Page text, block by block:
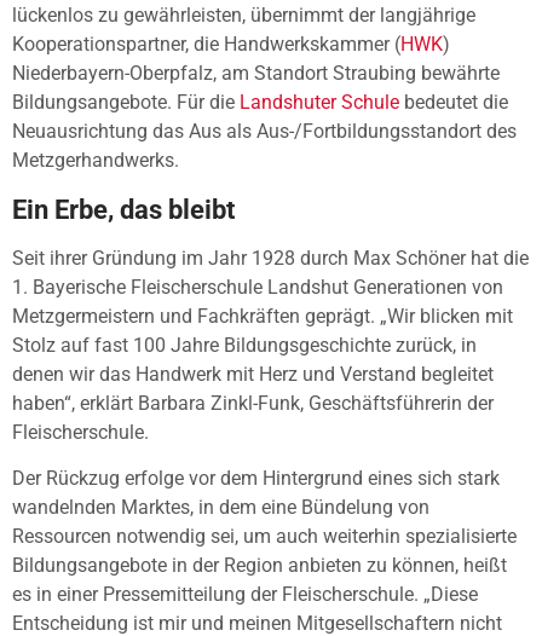
lückenlos zu gewährleisten, übernimmt der langjährige
Kooperationspartner, die Handwerkskammer (HWK)
Niederbayern-Oberpfalz, am Standort Straubing bewährte
Bildungsangebote. Für die Landshuter Schule bedeutet die
Neuausrichtung das Aus als Aus-/Fortbildungsstandort des
Metzgerhandwerks.
Ein Erbe, das bleibt
Seit ihrer Gründung im Jahr 1928 durch Max Schöner hat die
1. Bayerische Fleischerschule Landshut Generationen von
Metzgermeistern und Fachkräften geprägt. „Wir blicken mit
Stolz auf fast 100 Jahre Bildungsgeschichte zurück, in
denen wir das Handwerk mit Herz und Verstand begleitet
haben“, erklärt Barbara Zinkl-Funk, Geschäftsführerin der
Fleischerschule.
Der Rückzug erfolge vor dem Hintergrund eines sich stark
wandelnden Marktes, in dem eine Bündelung von
Ressourcen notwendig sei, um auch weiterhin spezialisierte
Bildungsangebote in der Region anbieten zu können, heißt
es in einer Pressemitteilung der Fleischerschule. „Diese
Entscheidung ist mir und meinen Mitgesellschaftern nicht